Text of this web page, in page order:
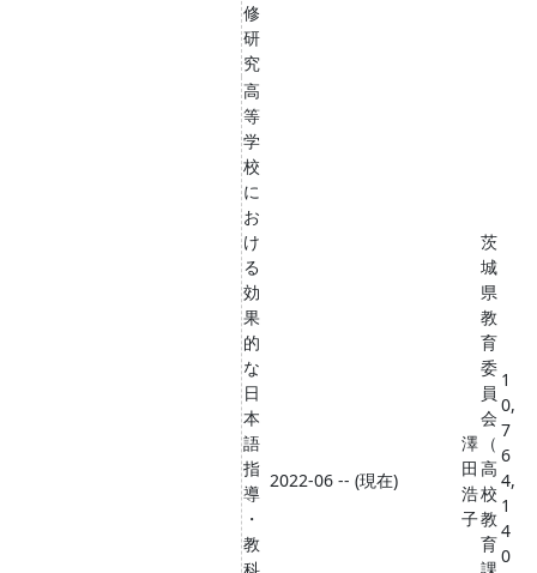
修
研
究
高
等
学
校
に
お
け
る
効
果
的
な
日
本
語
指
導
・
教
2022-06 -- (現在)
澤
田
浩
子
茨
城
県
教
育
委
員
会
（
高
校
教
育
1
0,
7
6
4,
1
4
0